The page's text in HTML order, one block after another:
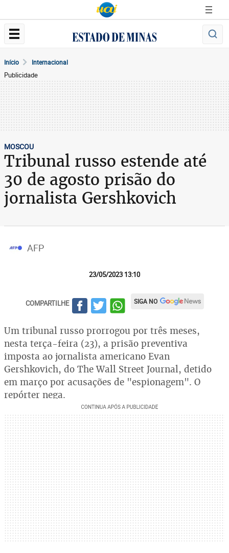
Início Internacional
Publicidade
MOSCOU
Tribunal russo estende até
30 de agosto prisão do
jornalista Gershkovich
AFP
23/05/2023 13:10
COMPARTILHE SIGA NO
Um tribunal russo prorrogou por três meses,
nesta terça-feira (23), a prisão preventiva
imposta ao jornalista americano Evan
Gershkovich, do The Wall Street Journal, detido
em março por acusações de "espionagem". O
repórter nega.